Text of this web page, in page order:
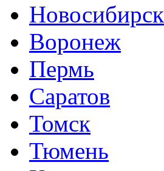
Новосибирск
Воронеж
Пермь
Саратов
Томск
Тюмень